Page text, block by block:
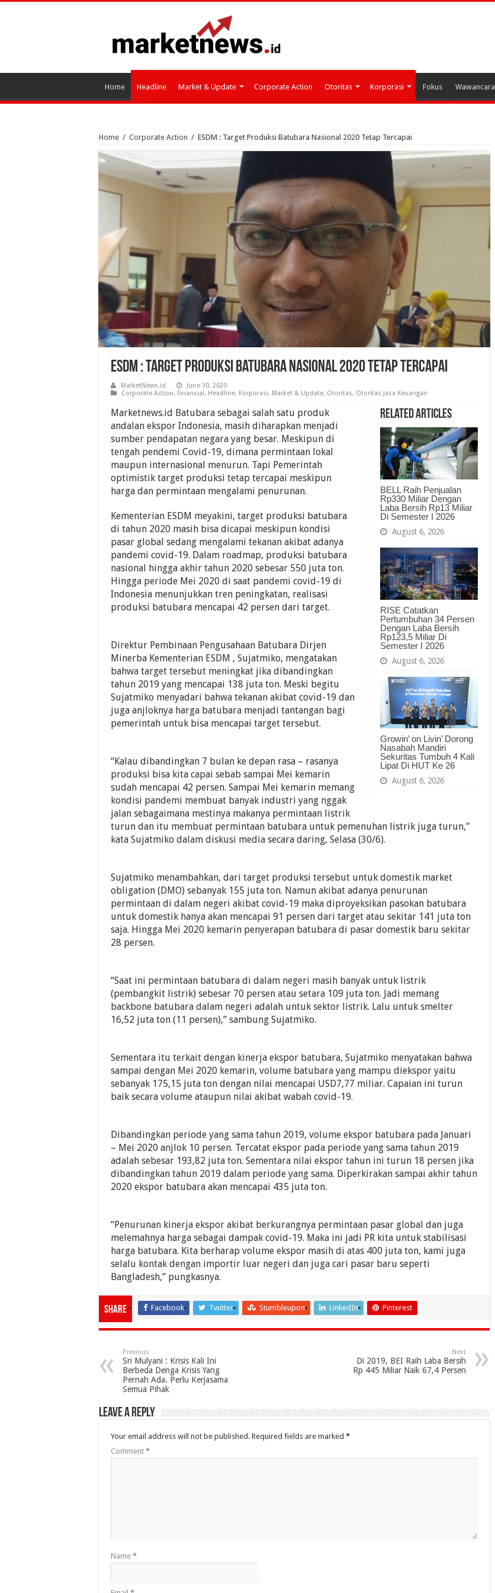
Home Headline Market & Update Corporate Action Otoritas Korporasi Fokus Wawancara
Home / Corporate Action / ESDM : Target Produksi Batubara Nasional 2020 Tetap Tercapai
ESDM : Target Produksi Batubara Nasional 2020 Tetap Tercapai
MarketNews.id
June 30, 2020
Corporate Action, Finansial, Headline, Korporasi, Market & Update, Otoritas, Otoritas Jasa Keuangan
Related Articles
BELL Raih Penjualan
Rp330 Miliar Dengan
Laba Bersih Rp13 Miliar
Di Semester I 2026
August 6, 2026
RISE Catatkan
Pertumbuhan 34 Persen
Dengan Laba Bersih
Rp123,5 Miliar Di
Semester I 2026
August 6, 2026
Growin’ on Livin’ Dorong
Nasabah Mandiri
Sekuritas Tumbuh 4 Kali
Lipat Di HUT Ke 26
August 6, 2026
Marketnews.id Batubara sebagai salah satu produk
andalan ekspor Indonesia, masih diharapkan menjadi
sumber pendapatan negara yang besar. Meskipun di
tengah pendemi Covid-19, dimana permintaan lokal
maupun internasional menurun. Tapi Pemerintah
optimistik target produksi tetap tercapai meskipun
harga dan permintaan mengalami penurunan.
Kementerian ESDM meyakini, target produksi batubara
di tahun 2020 masih bisa dicapai meskipun kondisi
pasar global sedang mengalami tekanan akibat adanya
pandemi covid-19. Dalam roadmap, produksi batubara
nasional hingga akhir tahun 2020 sebesar 550 juta ton.
Hingga periode Mei 2020 di saat pandemi covid-19 di
Indonesia menunjukkan tren peningkatan, realisasi
produksi batubara mencapai 42 persen dari target.
Direktur Pembinaan Pengusahaan Batubara Dirjen
Minerba Kementerian ESDM , Sujatmiko, mengatakan
bahwa target tersebut meningkat jika dibandingkan
tahun 2019 yang mencapai 138 juta ton. Meski begitu
Sujatmiko menyadari bahwa tekanan akibat covid-19 dan
juga anjloknya harga batubara menjadi tantangan bagi
pemerintah untuk bisa mencapai target tersebut.
“Kalau dibandingkan 7 bulan ke depan rasa – rasanya
produksi bisa kita capai sebab sampai Mei kemarin
sudah mencapai 42 persen. Sampai Mei kemarin memang
kondisi pandemi membuat banyak industri yang nggak
jalan sebagaimana mestinya makanya permintaan listrik
turun dan itu membuat permintaan batubara untuk pemenuhan listrik juga turun,”
kata Sujatmiko dalam diskusi media secara daring, Selasa (30/6).
Sujatmiko menambahkan, dari target produksi tersebut untuk domestik market
obligation (DMO) sebanyak 155 juta ton. Namun akibat adanya penurunan
permintaan di dalam negeri akibat covid-19 maka diproyeksikan pasokan batubara
untuk domestik hanya akan mencapai 91 persen dari target atau sekitar 141 juta ton
saja. Hingga Mei 2020 kemarin penyerapan batubara di pasar domestik baru sekitar
28 persen.
“Saat ini permintaan batubara di dalam negeri masih banyak untuk listrik
(pembangkit listrik) sebesar 70 persen atau setara 109 juta ton. Jadi memang
backbone batubara dalam negeri adalah untuk sektor listrik. Lalu untuk smelter
16,52 juta ton (11 persen),” sambung Sujatmiko.
Sementara itu terkait dengan kinerja ekspor batubara, Sujatmiko menyatakan bahwa
sampai dengan Mei 2020 kemarin, volume batubara yang mampu diekspor yaitu
sebanyak 175,15 juta ton dengan nilai mencapai USD7,77 miliar. Capaian ini turun
baik secara volume ataupun nilai akibat wabah covid-19.
Dibandingkan periode yang sama tahun 2019, volume ekspor batubara pada Januari
– Mei 2020 anjlok 10 persen. Tercatat ekspor pada periode yang sama tahun 2019
adalah sebesar 193,82 juta ton. Sementara nilai ekspor tahun ini turun 18 persen jika
dibandingkan tahun 2019 dalam periode yang sama. Diperkirakan sampai akhir tahun
2020 ekspor batubara akan mencapai 435 juta ton.
“Penurunan kinerja ekspor akibat berkurangnya permintaan pasar global dan juga
melemahnya harga sebagai dampak covid-19. Maka ini jadi PR kita untuk stabilisasi
harga batubara. Kita berharap volume ekspor masih di atas 400 juta ton, kami juga
selalu kontak dengan importir luar negeri dan juga cari pasar baru seperti
Bangladesh,” pungkasnya.
Share Facebook Twitter Stumbleupon LinkedIn Pinterest
Previous
Sri Mulyani : Krisis Kali Ini
Berbeda Denga Krisis Yang
Pernah Ada. Perlu Kerjasama
Semua Pihak
Next
Di 2019, BEI Raih Laba Bersih
Rp 445 Miliar Naik 67,4 Persen
Leave a Reply
Your email address will not be published. Required fields are marked *
Comment *
Name *